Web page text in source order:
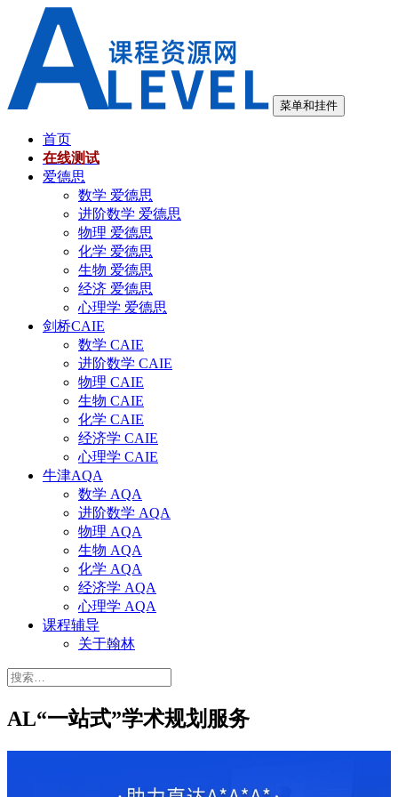
菜单和挂件
首页
在线测试
爱德思
数学 爱德思
进阶数学 爱德思
物理 爱德思
化学 爱德思
生物 爱德思
经济 爱德思
心理学 爱德思
剑桥CAIE
数学 CAIE
进阶数学 CAIE
物理 CAIE
生物 CAIE
化学 CAIE
经济学 CAIE
心理学 CAIE
牛津AQA
数学 AQA
进阶数学 AQA
物理 AQA
生物 AQA
化学 AQA
经济学 AQA
心理学 AQA
课程辅导
关于翰林
搜
AL“一站式”学术规划服务